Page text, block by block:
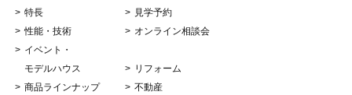
特長
性能・技術
イベント・
モデルハウス
商品ラインナップ
見学予約
オンライン相談会
リフォーム
不動産